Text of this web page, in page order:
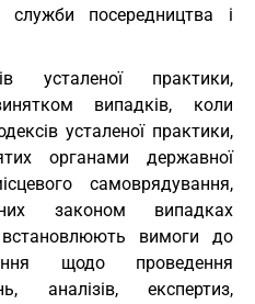
служби посередництва і
усталеної практики,
випадків, коли
усталеної практики,
органами державної
самоврядування,
законом випадках
встановлюють вимоги до
щодо проведення
аналізів, експертиз,